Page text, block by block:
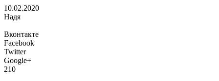
10.02.2020
Надя
Вконтакте
Facebook
Twitter
Google+
210